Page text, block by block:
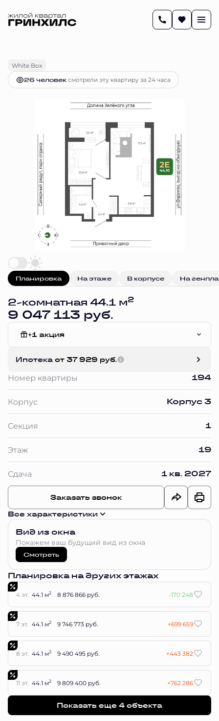
2-комнатная44.1 м 9 047 113 руб.
White Box
26 человексмотрели эту квартиру за 24 часа
Планировка На этаже В корпусе На
2-комнатная 44.1 м2
9 047 113 руб.
+1 акция
Ипотека от 37 929 руб.
Номер квартиры 194
Корпус Корпус 3
Секция 1
Этаж 19
Сдача 1 кв. 2027
Заказать звонок
Все характеристики
Вид из окна
Покажем ваш будущий вид из окна
Смотреть
Планировка на других этажах
4 эт. 44.1 м2 8 876 866 руб. -170 248
7 эт. 44.1 м2 9 746 773 руб. +699 659
8 эт. 44.1 м2 9 490 495 руб. +443 382
11 эт. 44.1 м2 9 809 400 руб. +762 286
Показать еще 4 объектa